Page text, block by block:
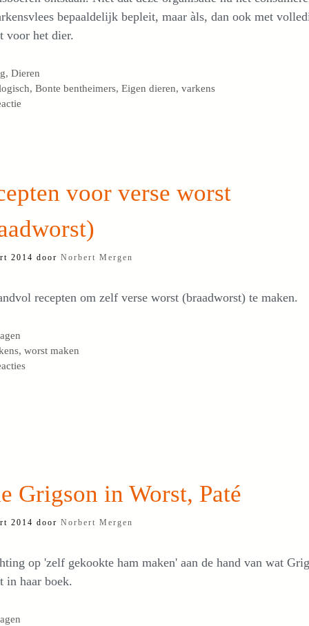
bepaaldelijk bepleit, maar àls, dan ook met
voor het dier.
,Dieren
,Bonte bentheimers,Eigen dieren,varkens
voor verse worst
2014 door Norbert Mergen
recepten om zelf verse worst (braadworst) te maken.
,worst maken
Grigson in Worst, Paté
2014 door Norbert Mergen
op 'zelf gekookte ham maken' aan de hand van wat
in haar boek.